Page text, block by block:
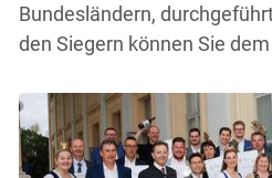
Bundesländern,
den Siegern können Sie